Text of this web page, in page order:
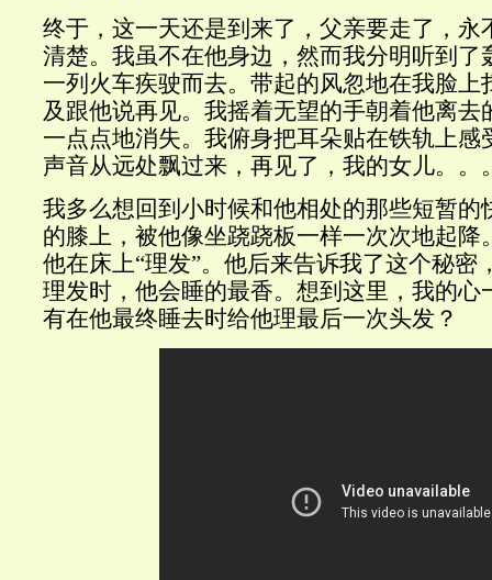
终于，这一天还是到来了，父亲要走了，永
清楚。我虽不在他身边，然而我分明听到了
一列火车疾驶而去。带起的风忽地在我脸上
及跟他说再见。我摇着无望的手朝着他离去
一点点地消失。我俯身把耳朵贴在铁轨上感
声音从远处飘过来，再见了，我的女儿。。
我多么想回到小时候和他相处的那些短暂的
的膝上，被他像坐跷跷板一样一次次地起降
他在床上“理发”。他后来告诉我了这个秘密
理发时，他会睡的最香。想到这里，我的心
有在他最终睡去时给他理最后一次头发？